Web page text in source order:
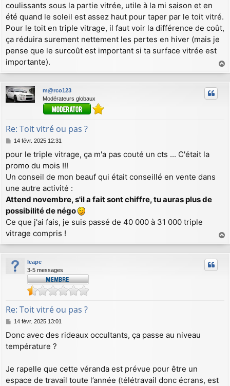
coulissants sous la partie vitrée, utile à la mi saison et en
été quand le soleil est assez haut pour taper par le toit vitré.
Pour le toit en triple vitrage, il faut voir la différence de coût,
ça réduira surement nettement les pertes en hiver (mais je
pense que le surcoût est important si ta surface vitrée est
importante).
a
u
m@rco123
Modérateurs globaux
Re: Toit vitré ou pas ?
M
s
s
g
e
14 févr. 2025 12:31
pour le triple vitrage, ça m'a pas couté un cts ... C'était la
promo du mois !!!
Un conseil de mon beauf qui était conseillé en vente dans
une autre activité :
Attend novembre, s'il a fait sont chiffre, tu auras plus de
possibilité de négo
Ce que j'ai fais, je suis passé de 40 000 à 31 000 triple
vitrage compris !
a
u
leape
3-5 messages
Re: Toit vitré ou pas ?
M
s
s
e
14 févr. 2025 13:01
Donc avec des rideaux occultants, ça passe au niveau
température ?
Je rapelle que cette véranda est prévue pour être un
espace de travail toute l’année (télétravail donc écrans, est